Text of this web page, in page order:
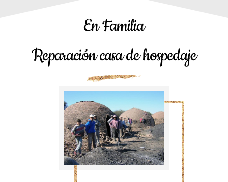
En Familia
Reparación casa de hospedaje